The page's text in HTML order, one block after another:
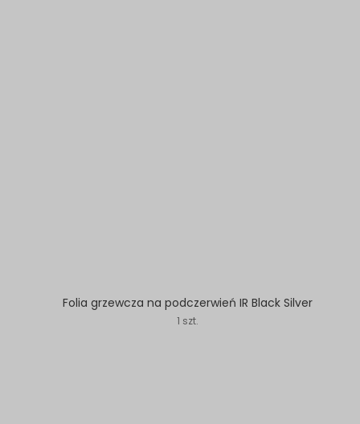
Folia grzewcza na podczerwień IR Black Silver
1 szt.